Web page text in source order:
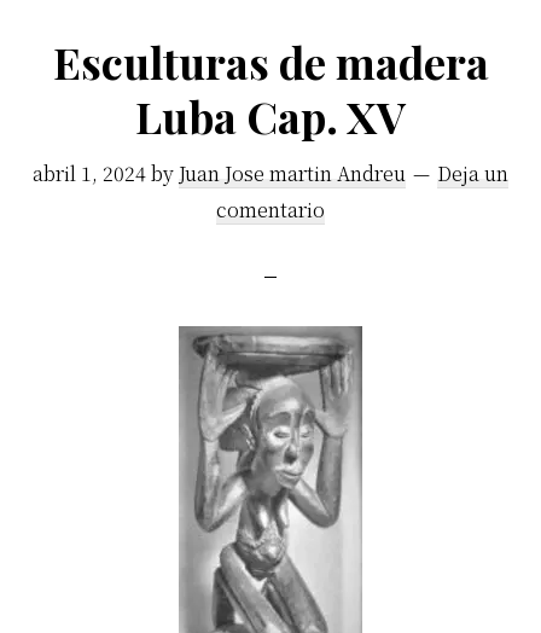
Esculturas de madera
Luba Cap. XV
abril 1, 2024by Juan Jose martin Andreu
Deja un
comentario